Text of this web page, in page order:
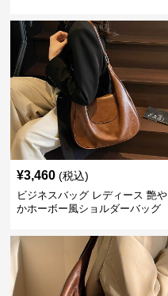
¥3,460 (税込)
ビジネスバッグ レディース 艶や
かホーボー風ショルダーバッグ